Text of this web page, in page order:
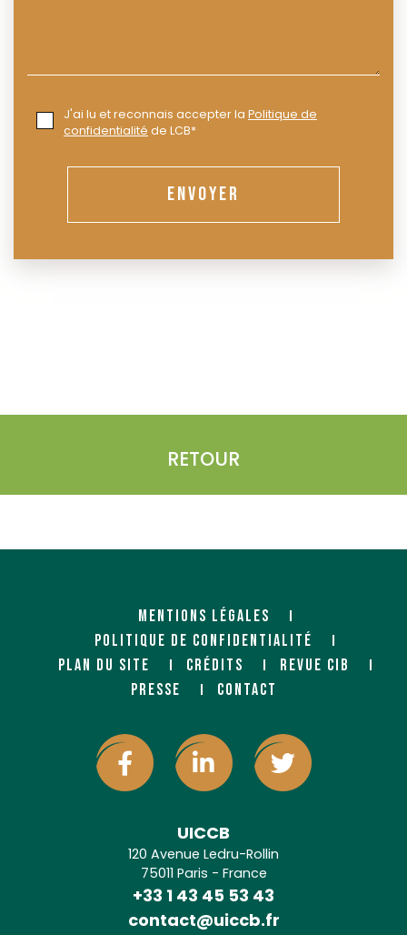
J'ai lu et reconnais accepter la Politique de
confidentialité de LCB*
ENVOYER
RETOUR
MENTIONS LÉGALES
POLITIQUE DE CONFIDENTIALITÉ
PLAN DU SITE
CRÉDITS
REVUE CIB
PRESSE
CONTACT
UICCB
120 Avenue Ledru-Rollin
75011 Paris - France
+33 1 43 45 53 43
contact@uiccb.fr